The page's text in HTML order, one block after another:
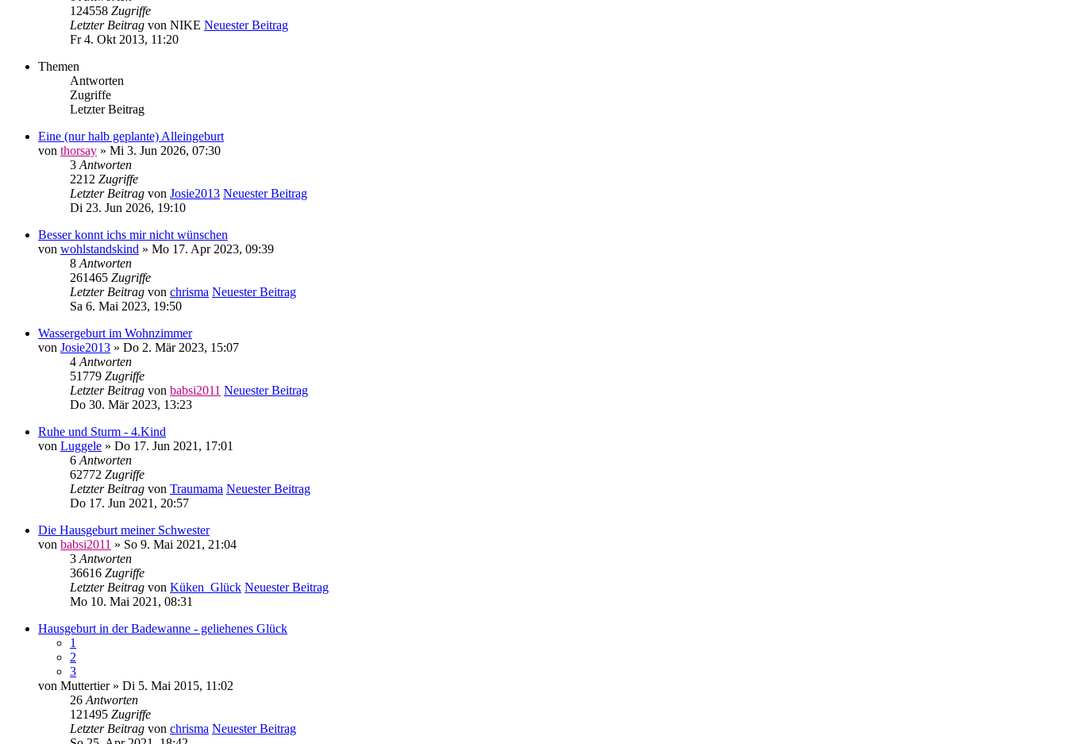
124558 Zugriffe
Letzter Beitrag von NIKE Neuester Beitrag
Fr 4. Okt 2013, 11:20
Themen
Antworten
Zugriffe
Letzter Beitrag
Eine (nur halb geplante) Alleingeburt
von thorsay » Mi 3. Jun 2026, 07:30
3 Antworten
2212 Zugriffe
Letzter Beitrag von Josie2013 Neuester Beitrag
Di 23. Jun 2026, 19:10
Besser konnt ichs mir nicht wünschen
von wohlstandskind » Mo 17. Apr 2023, 09:39
8 Antworten
261465 Zugriffe
Letzter Beitrag von chrisma Neuester Beitrag
Sa 6. Mai 2023, 19:50
Wassergeburt im Wohnzimmer
von Josie2013 » Do 2. Mär 2023, 15:07
4 Antworten
51779 Zugriffe
Letzter Beitrag von babsi2011 Neuester Beitrag
Do 30. Mär 2023, 13:23
Ruhe und Sturm - 4.Kind
von Luggele » Do 17. Jun 2021, 17:01
6 Antworten
62772 Zugriffe
Letzter Beitrag von Traumama Neuester Beitrag
Do 17. Jun 2021, 20:57
Die Hausgeburt meiner Schwester
von babsi2011 » So 9. Mai 2021, 21:04
3 Antworten
36616 Zugriffe
Letzter Beitrag von Küken_Glück Neuester Beitrag
Mo 10. Mai 2021, 08:31
Hausgeburt in der Badewanne - geliehenes Glück
1
2
3
von Muttertier» Di 5. Mai 2015, 11:02
26 Antworten
121495 Zugriffe
Letzter Beitrag von chrisma Neuester Beitrag